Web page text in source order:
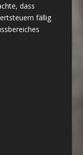
dass
fällig